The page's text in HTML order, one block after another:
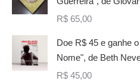
R$ 65,00
Doe R$ 45 e ganhe
Nome", de Beth
R$ 45,00